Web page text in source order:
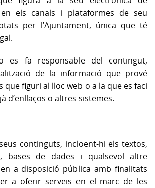
en els canals i plataformes de seu
per l’Ajuntament, única que té
es fa responsable del contingut,
de la informació que prové
que figuri al lloc web o a la que es faci
d’enllaços o altres sistemes.
continguts, incloent-hi els textos,
bases de dades i qualsevol altre
a disposició pública amb finalitats
a oferir serveis en el marc de les